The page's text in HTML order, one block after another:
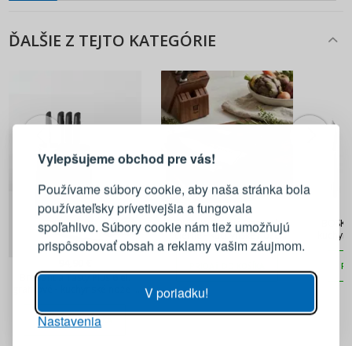
Vylepšujeme obchod pre vás!
Používame súbory cookie, aby naša stránka bola
používateľsky prívetivejšia a fungovala
spoľahlivo. Súbory cookie nám tiež umožňujú
prispôsobovať obsah a reklamy vašim záujmom.
V poriadku!
Nastavenia
ĎALŠIE Z TEJTO KATEGÓRIE
Brabantia Tasty Plus 6 el.
PRIDAŤ DO KOŠÍKA
118,90 €
ZWILLING Four Star 3 el.
čierne - kuchynské nože
kované s kuchynskými
nožnicami
PRIHLÁSENIE REGISTRÁCIA
Prihláste sa k svojmu účtu
PRIHLÁSIŤ SA